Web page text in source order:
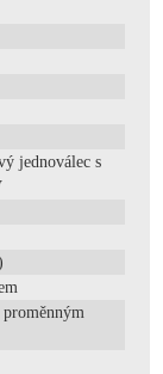
jednoválec s